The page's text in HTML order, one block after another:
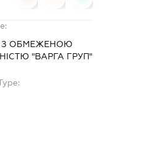
З ОБМЕЖЕНОЮ
"ВАРГА ГРУП"